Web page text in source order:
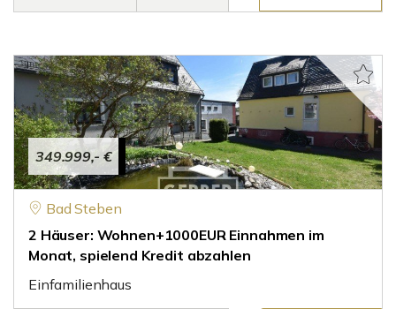
349.999,- €
Bad Steben
2 Häuser: Wohnen+1000EUR Einnahmen im
Monat, spielend Kredit abzahlen
Einfamilienhaus